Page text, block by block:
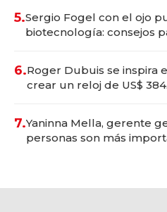
5.Sergio Fogel con el ojo
biotecnología: consejos
6.Roger Dubuis se inspira
crear un reloj de US$
7.Yaninna Mella, gerente
personas son más